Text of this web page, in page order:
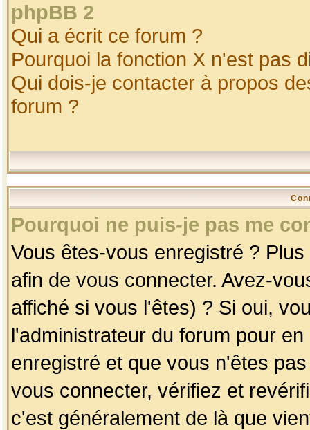
phpBB 2
Qui a écrit ce forum ?
Pourquoi la fonction X n'est pas
Qui dois-je contacter à propos
forum ?
Pourquoi ne puis-je pas me
Vous êtes-vous enregistré ?
afin de vous connecter. Avez-
affiché si vous l'êtes) ? Si oui,
l'administrateur du forum pour
enregistré et que vous n'êtes
vous connecter, vérifiez et
c'est généralement de là que